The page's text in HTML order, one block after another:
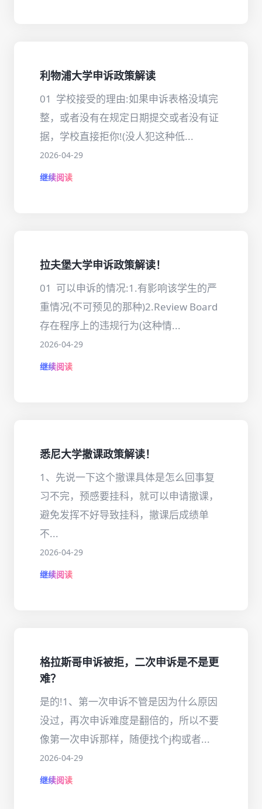
利物浦大学申诉政策解读
01 学校接受的理由:如果申诉表格没填完
整，或者没有在规定日期提交或者没有证
据，学校直接拒你!(没人犯这种低...
2026-04-29
继续阅读
拉夫堡大学申诉政策解读！
01 可以申诉的情况:1.有影响该学生的严
重情况(不可预见的那种)2.Review Board
存在程序上的违规行为(这种情...
2026-04-29
继续阅读
悉尼大学撤课政策解读！
1、先说一下这个撤课具体是怎么回事复
习不完，预感要挂科，就可以申请撤课，
避免发挥不好导致挂科，撤课后成绩单
不...
2026-04-29
继续阅读
格拉斯哥申诉被拒，二次申诉是不是更
难？
是的!1、第一次申诉不管是因为什么原因
没过，再次申诉难度是翻倍的，所以不要
像第一次申诉那样，随便找个j构或者...
2026-04-29
继续阅读